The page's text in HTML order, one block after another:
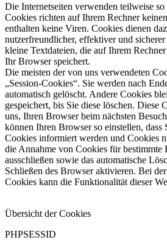
Die Internetseiten verwenden teilweise so
Cookies richten auf Ihrem Rechner
enthalten keine Viren. Cookies dienen
nutzerfreundlicher, effektiver und
kleine Textdateien, die auf Ihrem
Ihr Browser speichert.
Die meisten der von uns verwendeten
„Session-Cookies“. Sie werden nach
automatisch gelöscht. Andere Cookies
gespeichert, bis Sie diese löschen. Diese
uns, Ihren Browser beim nächsten
können Ihren Browser so einstellen, dass
Cookies informiert werden und Cookies
die Annahme von Cookies für bestimmte
ausschließen sowie das automatische
Schließen des Browser aktivieren. Bei
Cookies kann die Funktionalität dieser
Übersicht der Cookies
PHPSESSID